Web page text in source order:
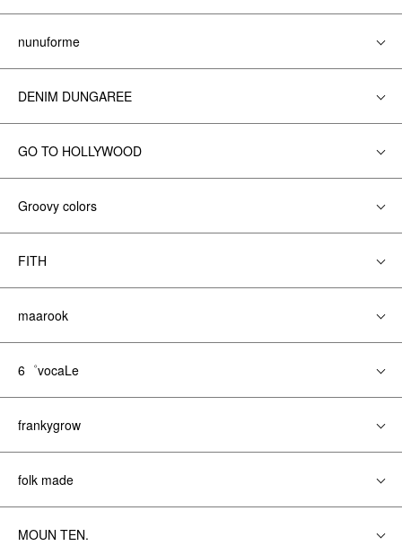
nunuforme
DENIM DUNGAREE
GO TO HOLLYWOOD
Groovy colors
FITH
maarook
6゜vocaLe
frankygrow
folk made
MOUN TEN.